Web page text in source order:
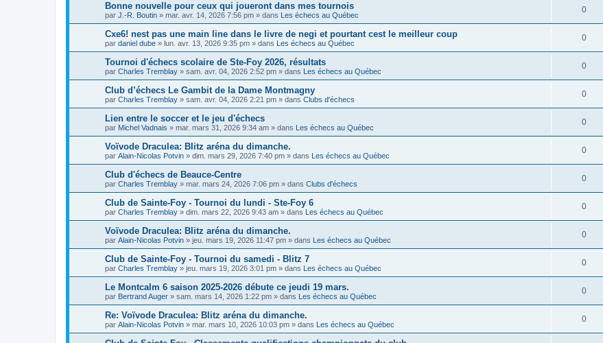
Bonne nouvelle pour ceux qui joueront dans mes tournois
par J.-R. Boutin » mar. avr. 14, 2026 7:56 pm » dans Les échecs au Québec
0
Cxe6! nest pas une main line dans le livre de negi et pourtant cest le meilleur coup
par daniel dube » lun. avr. 13, 2026 9:35 pm » dans Les échecs au Québec
0
Tournoi d'échecs scolaire de Ste-Foy 2026, résultats
par Charles Tremblay » sam. avr. 04, 2026 2:52 pm » dans Les échecs au Québec
0
Club d’échecs Le Gambit de la Dame Montmagny
par Charles Tremblay » sam. avr. 04, 2026 2:21 pm » dans Clubs d'échecs
0
Lien entre le soccer et le jeu d'échecs
par Michel Vadnais » mar. mars 31, 2026 9:34 am » dans Les échecs au Québec
0
Voïvode Draculea: Blitz aréna du dimanche.
par Alain-Nicolas Potvin » dim. mars 29, 2026 7:40 pm » dans Les échecs au Québec
0
Club d'échecs de Beauce-Centre
par Charles Tremblay » mar. mars 24, 2026 7:06 pm » dans Clubs d'échecs
0
Club de Sainte-Foy - Tournoi du lundi - Ste-Foy 6
par Charles Tremblay » dim. mars 22, 2026 9:43 am » dans Les échecs au Québec
0
Voïvode Draculea: Blitz aréna du dimanche.
par Alain-Nicolas Potvin » jeu. mars 19, 2026 11:47 pm » dans Les échecs au Québec
0
Club de Sainte-Foy - Tournoi du samedi - Blitz 7
par Charles Tremblay » jeu. mars 19, 2026 3:01 pm » dans Les échecs au Québec
0
Le Montcalm 6 saison 2025-2026 débute ce jeudi 19 mars.
par Bertrand Auger » sam. mars 14, 2026 1:22 pm » dans Les échecs au Québec
0
Re: Voïvode Draculea: Blitz aréna du dimanche.
par Alain-Nicolas Potvin » mar. mars 10, 2026 10:03 pm » dans Les échecs au Québec
0